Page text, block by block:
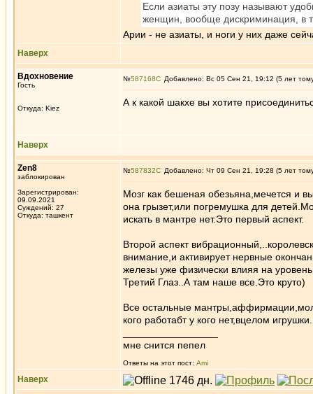
Если азиаты эту позу называют
женщин, вообще дискриминация, в
Арии - не азиаты, и ноги у них даже
Наверх
Вдохновение
Гость
Откуда: Kiez
№587168 Добавлено: Вс 05 Сен 21, 19:12 (5 лет
А к какой шакхе вы хотите
Наверх
Zen8
заблокирован
Зарегистрирован:
09.09.2021
Суждений: 27
Откуда: ташкент
№587832 Добавлено: Чт 09 Сен 21, 19:28 (5 лет
Мозг как бешеная обезьяна,мечется и
она грызет,или погремушка для
искать в мантре нет.Это первый аспект.
Второй аспект
внимание,и активирует нервные
железы уже физически влияя на
Третий Глаз..А там наше все.Это круто)
Все остальные
кого работабт у кого нет,вцелом игрушки.
мне снится пепел
Ответы на этот пост: Ami
Наверх